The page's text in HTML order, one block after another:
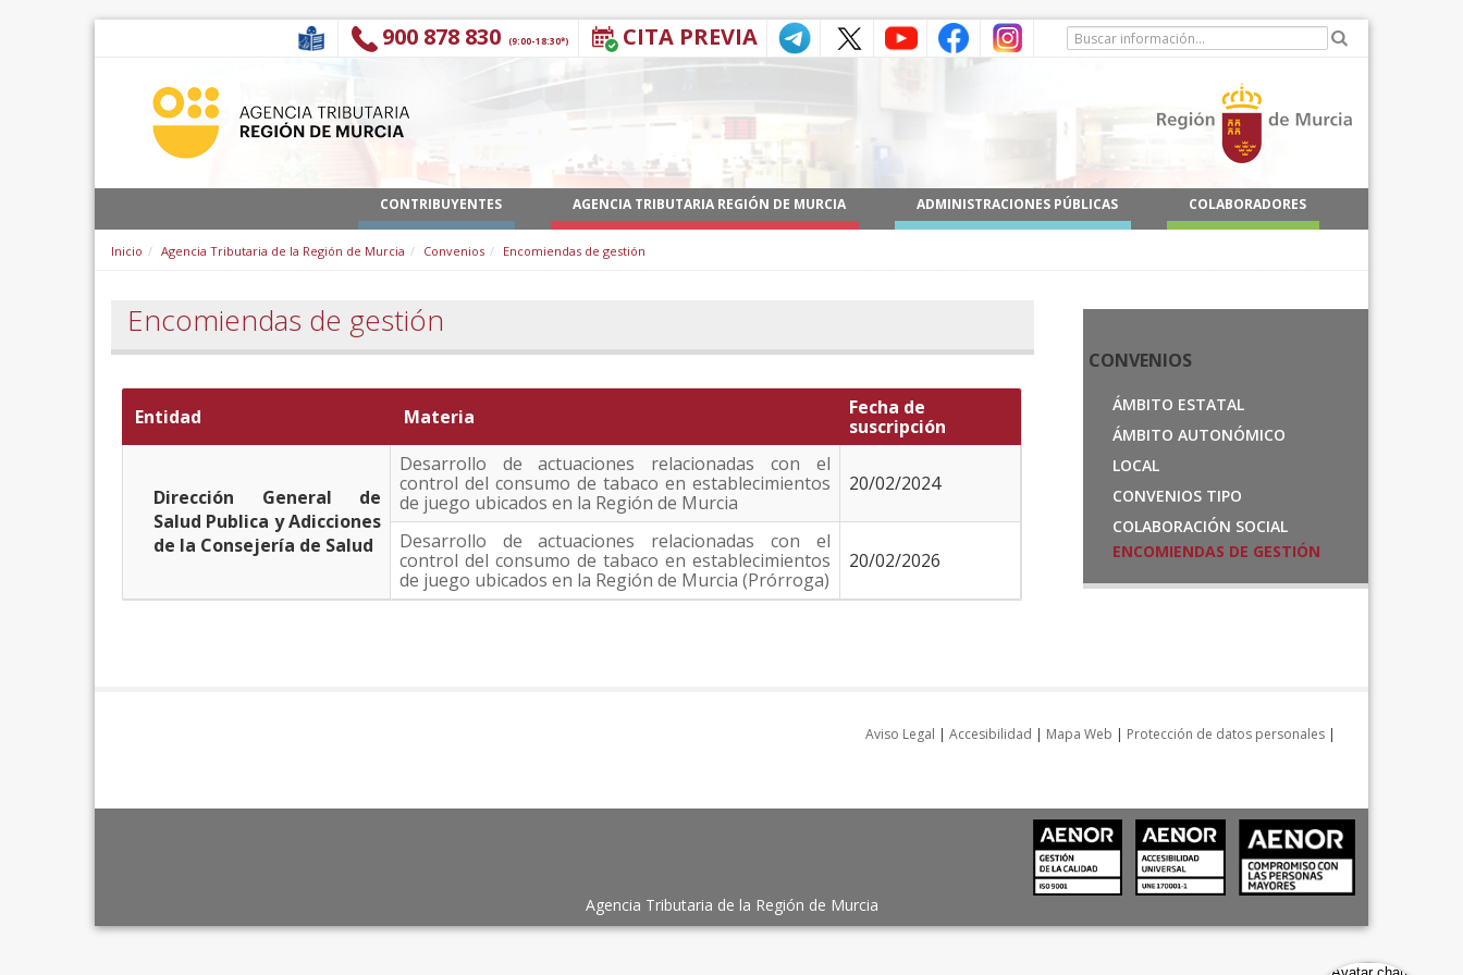
CITA PREVIA
900 878 830 (9:00-18:30*)
CONTRIBUYENTES AGENCIA TRIBUTARIA REGIÓN DE MURCIA ADMINISTRACIONES PÚBLICAS COLABORADORES
Inicio Agencia Tributaria de la Región de Murcia Convenios Encomiendas de gestión
Encomiendas de gestión
Entidad Materia
Fecha de
suscripción
Dirección General de
Salud Publica y Adicciones
de la Consejería de Salud
Desarrollo de actuaciones relacionadas con el
control del consumo de tabaco en establecimientos
de juego ubicados en la Región de Murcia
20/02/2024
Desarrollo de actuaciones relacionadas con el
control del consumo de tabaco en establecimientos
de juego ubicados en la Región de Murcia (Prórroga)
20/02/2026
CONVENIOS
ÁMBITO ESTATAL
ÁMBITO AUTONÓMICO
LOCAL
CONVENIOS TIPO
COLABORACIÓN SOCIAL
ENCOMIENDAS DE GESTIÓN
Aviso Legal | Accesibilidad | Mapa Web | Protección de datos personales |
Agencia Tributaria de la Región de Murcia